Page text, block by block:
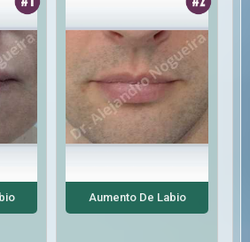
Aumento De Labio